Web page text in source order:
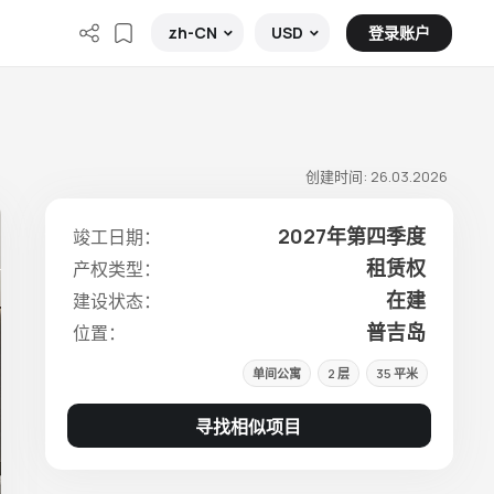
zh-CN USD 登录账户
创建时间: 26.03.2026
竣工日期： 2027年第四季度
产权类型： 租赁权
建设状态： 在建
位置： 普吉岛
单间公寓 2 层 35 平米
寻找相似项目